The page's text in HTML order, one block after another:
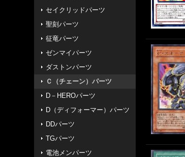
セイクリッドパーツ
聖刻パーツ
征竜パーツ
ゼンマイパーツ
ダストンパーツ
Ｃ（チェーン）パーツ
D－HEROパーツ
D（ディフォーマー）パーツ
DDパーツ
TGパーツ
電池メンパーツ